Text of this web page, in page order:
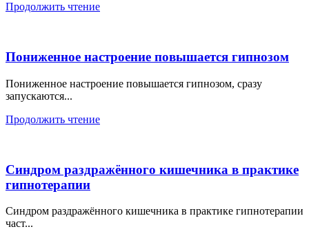
Продолжить чтение
Пониженное настроение повышается гипнозом
Пониженное настроение повышается гипнозом, сразу
запускаются...
Продолжить чтение
Синдром раздражённого кишечника в практике
гипнотерапии
Синдром раздражённого кишечника в практике гипнотерапии
част...